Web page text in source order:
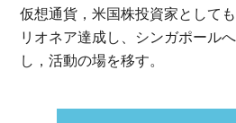
仮想通貨，米国株投資家として
リオネア達成し、シンガポール
し，活動の場を移す。